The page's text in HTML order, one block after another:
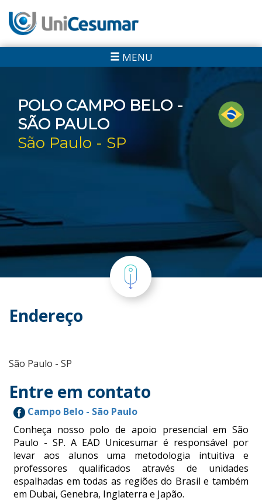
MENU
POLO CAMPO BELO -
SÃO PAULO
São Paulo - SP
Endereço
São Paulo - SP
Entre em contato
Campo Belo - São Paulo
Conheça nosso polo de apoio presencial em São
Paulo - SP. A EAD Unicesumar é responsável por
levar aos alunos uma metodologia intuitiva e
professores qualificados através de unidades
espalhadas em todas as regiões do Brasil e também
em Dubai, Genebra, Inglaterra e Japão.